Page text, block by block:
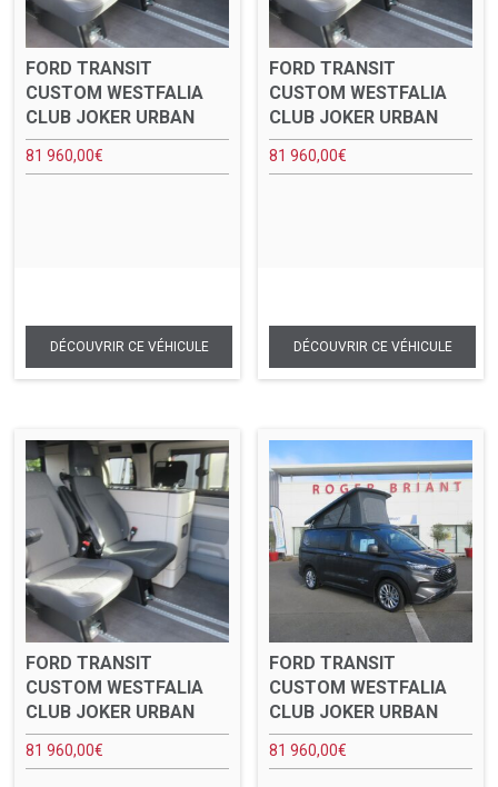
FORD TRANSIT
CUSTOM WESTFALIA
CLUB JOKER URBAN
81 960,00€
FORD TRANSIT
CUSTOM WESTFALIA
CLUB JOKER URBAN
81 960,00€
FORD TRANSIT
CUSTOM WESTFALIA
CLUB JOKER URBAN
81 960,00€
FORD TRANSIT
CUSTOM WESTFALIA
CLUB JOKER URBAN
81 960,00€